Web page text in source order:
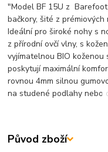
"Model BF 15U z
bačkory, šité z
Ideální pro široké nohy s
z přírodní ovčí vlny, s
vyjímatelnou BIO
poskytují maximální
rovnou 4mm silnou
na studené podlahy nebo
Původ zboží